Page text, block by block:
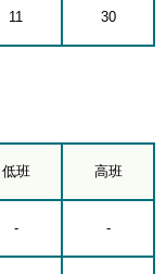
11 30
低班 高班
- -